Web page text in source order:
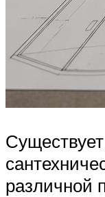
различной